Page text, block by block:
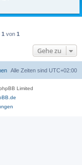
1 von 1
Gehe zu
Alle Zeiten sind UTC+02:00
Limited